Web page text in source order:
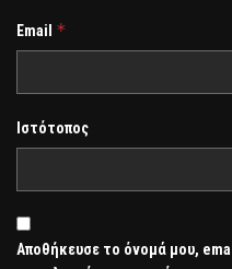
Email *
Ιστότοπος
Αποθήκευσε το όνομά μου,